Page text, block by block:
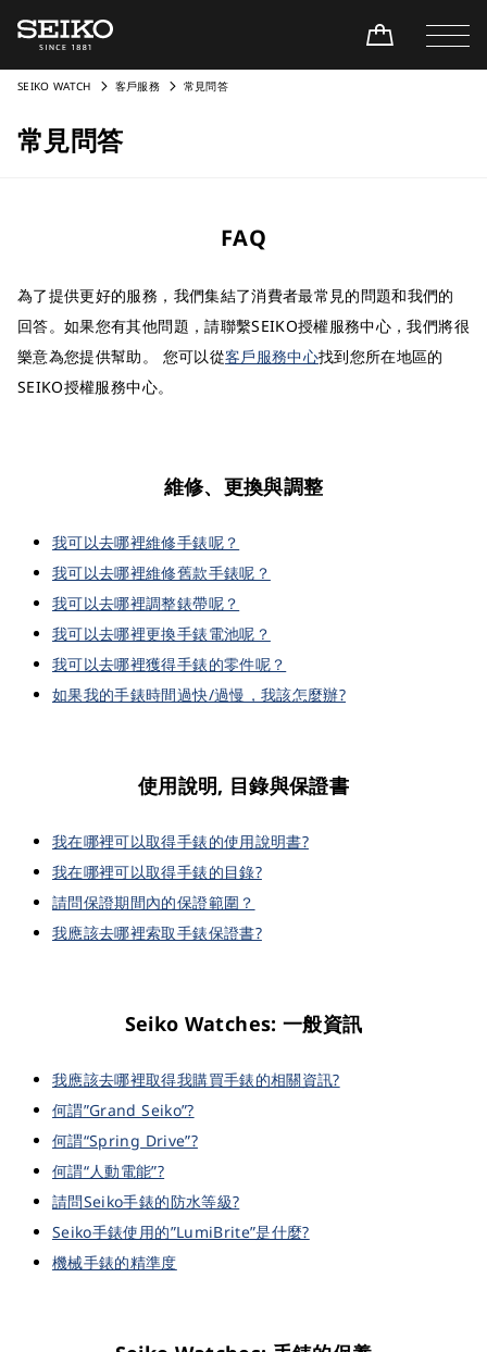
SEIKO WATCH 客戶服務 常見問答
常見問答
FAQ
為了提供更好的服務，我們集結了消費者最常見的問題和我們的
回答。如果您有其他問題，請聯繫SEIKO授權服務中心，我們將很
樂意為您提供幫助。 您可以從客戶服務中心找到您所在地區的
SEIKO授權服務中心。
維修、更換與調整
我可以去哪裡維修手錶呢？
我可以去哪裡維修舊款手錶呢？
我可以去哪裡調整錶帶呢？
我可以去哪裡更換手錶電池呢？
我可以去哪裡獲得手錶的零件呢？
如果我的手錶時間過快/過慢，我該怎麼辦?
使用說明, 目錄與保證書
我在哪裡可以取得手錶的使用說明書?
我在哪裡可以取得手錶的目錄?
請問保證期間內的保證範圍？
我應該去哪裡索取手錶保證書?
Seiko Watches: 一般資訊
我應該去哪裡取得我購買手錶的相關資訊?
何謂”Grand Seiko”?
何謂“Spring Drive”?
何謂“人動電能”?
請問Seiko手錶的防水等級?
Seiko手錶使用的”LumiBrite”是什麼?
機械手錶的精準度